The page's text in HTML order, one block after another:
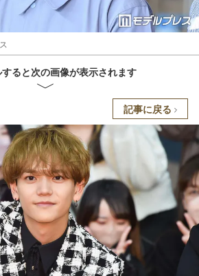
ると次の画像が表示されます
記事に戻る